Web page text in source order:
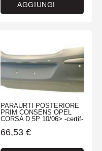
AGGIUNGI
PARAURTI POSTERIORE
PRIM CONSENS OPEL
CORSA D 5P 10/06> -certif-
66,53 €